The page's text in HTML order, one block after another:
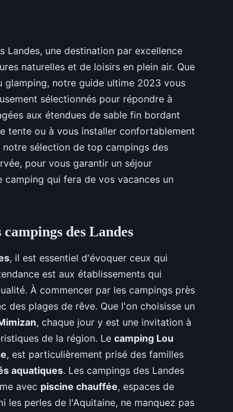
Landes, une destination par excellence
naturelles et de loisirs en plein air. Que
glamping, notre guide ultime 2023 vous
sélectionnés pour répondre à
aux étendues de sable fin bordant
tente ou à vous installer confortablement
sélection de top campings des
pour vous garantir un séjour
qui fera de vos vacances un
des Landes
, il est essentiel d'évoquer ceux qui
est aux établissements qui
À commencer par les campings près
des plages de rêve. Que l'on choisisse un
, chaque jour y est une invitation à
de la région. Le camping Lou
, est particulièrement prisé des familles
aquatiques. Les campings des Landes
avec piscine chauffée, espaces de
les perles de l'Aquitaine, ne manquez pas